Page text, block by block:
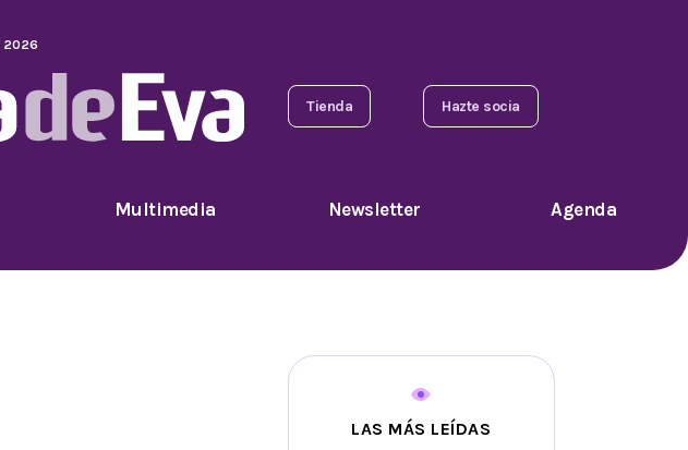
2026
Tienda Hazte socia
Multimedia Newsletter Agenda
LAS MÁS LEÍDAS